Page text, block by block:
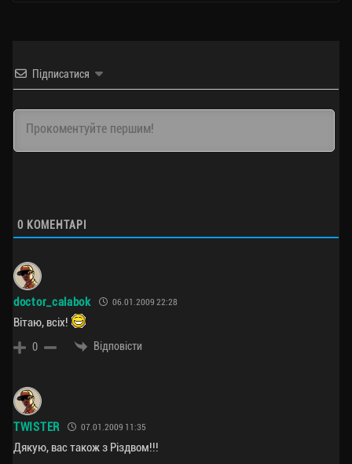
Підписатися
0 КОМЕНТАРІ
doctor_calabok 06.01.2009 22:28
Вітаю, всіх!
0 Відповісти
TWISTER 07.01.2009 11:35
Дякую, вас також з Різдвом!!!